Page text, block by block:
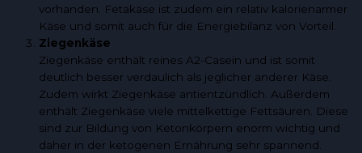
vorhanden. Fetakäse ist zudem ein relativ kalorienarmer
Käse und somit auch für die Energiebilanz von Vorteil.
Ziegenkäse
Ziegenkäse enthält reines A2-Casein und ist somit
deutlich besser verdaulich als jeglicher anderer Käse.
Zudem wirkt Ziegenkäse antientzündlich. Außerdem
enthält Ziegenkäse viele mittelkettige Fettsäuren. Diese
sind zur Bildung von Ketonkörpern enorm wichtig und
daher in der ketogenen Ernährung sehr spannend.